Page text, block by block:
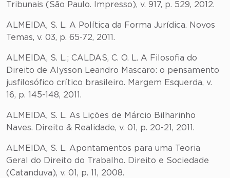
Tribunais (São Paulo. Impresso), v. 917, p. 529, 2012.
ALMEIDA, S. L. A Política da Forma Jurídica. Novos
Temas, v. 03, p. 65-72, 2011.
ALMEIDA, S. L.; CALDAS, C. O. L. A Filosofia do
Direito de Alysson Leandro Mascaro: o pensamento
jusfilosófico crítico brasileiro. Margem Esquerda, v.
16, p. 145-148, 2011.
ALMEIDA, S. L. As Lições de Márcio Bilharinho
Naves. Direito & Realidade, v. 01, p. 20-21, 2011.
ALMEIDA, S. L. Apontamentos para uma Teoria
Geral do Direito do Trabalho. Direito e Sociedade
(Catanduva), v. 01, p. 11, 2008.